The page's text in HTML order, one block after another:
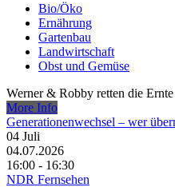
Bio/Öko
Ernährung
Gartenbau
Landwirtschaft
Obst und Gemüse
Werner & Robby retten die
More Info
Generationenwechsel – wer
04 Juli
04.07.2026
16:00 - 16:30
NDR Fernsehen